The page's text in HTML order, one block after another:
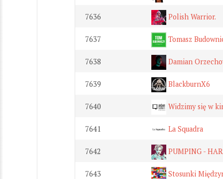
7636 Polish Warrior.
7637 Tomasz
7638 Damian
7639 BlackburnX6
7640 Widzimy się w
7641 La Squadra
7642 PUMPING -
7643 Stosunki